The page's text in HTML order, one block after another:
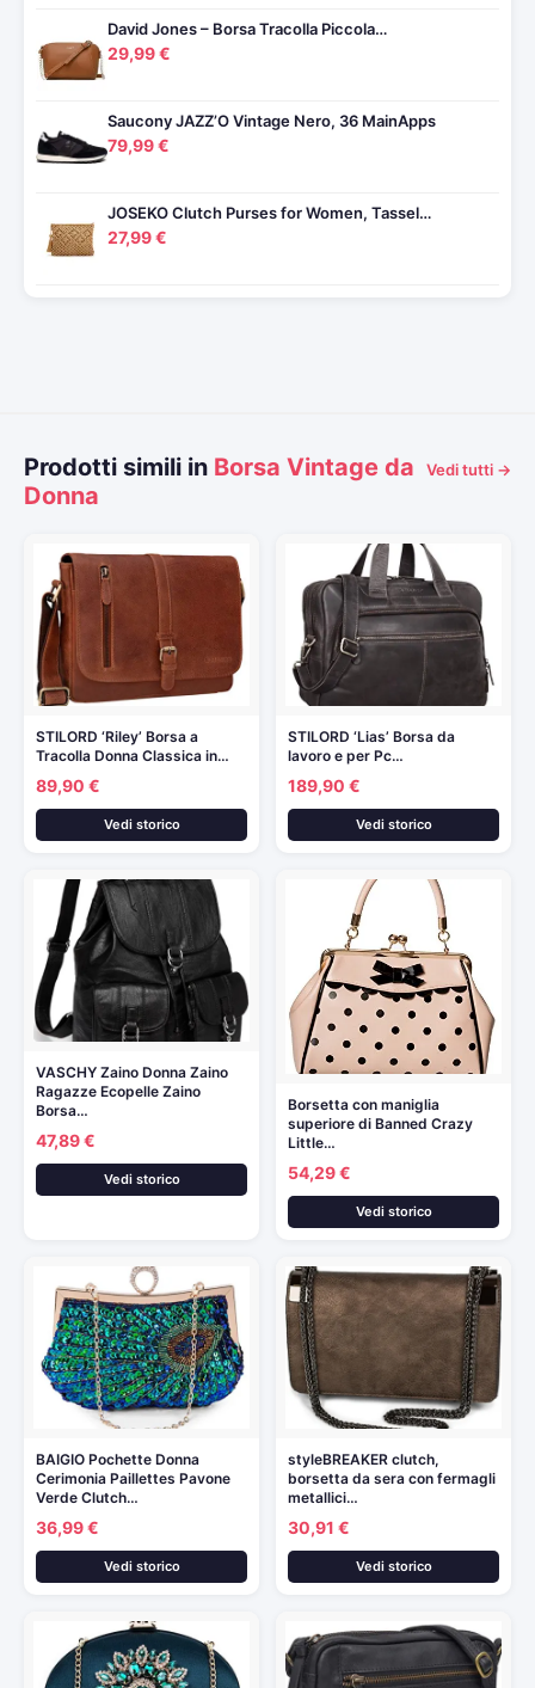
David Jones – Borsa Tracolla Piccola…
29,99 €
Saucony JAZZ’O Vintage Nero, 36 MainApps
79,99 €
JOSEKO Clutch Purses for Women, Tassel…
27,99 €
Prodotti simili in Borsa Vintage da
Donna
Vedi tutti →
STILORD ‘Riley’ Borsa a
Tracolla Donna Classica in…
89,90 €
Vedi storico
STILORD ‘Lias’ Borsa da
lavoro e per Pc…
189,90 €
Vedi storico
VASCHY Zaino Donna Zaino
Ragazze Ecopelle Zaino
Borsa…
47,89 €
Vedi storico
Borsetta con maniglia
superiore di Banned Crazy
Little…
54,29 €
Vedi storico
BAIGIO Pochette Donna
Cerimonia Paillettes Pavone
Verde Clutch…
36,99 €
Vedi storico
styleBREAKER clutch,
borsetta da sera con fermagli
metallici…
30,91 €
Vedi storico